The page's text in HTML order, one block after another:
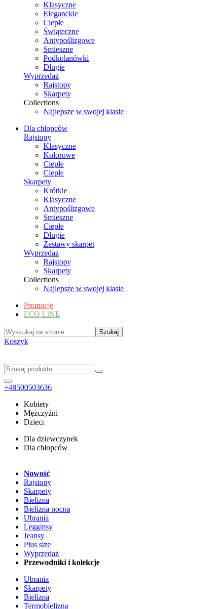
Klasyczne
Eleganckie
Ciepłe
Świąteczne
Antypoślizgowe
Smieszne
Podkolanówki
Długie
Wyprzedaż
Rajstopy
Skarpety
Collections
Najlepsze w swojej klasie
Dla chłopców
Rajstopy
Klasyczne
Kolorowe
Ciepłe
Ciepłe
Skarpety
Krótkie
Klasyczne
Antypoślizgowe
Smieszne
Ciepłe
Długie
Zestawy skarpet
Wyprzedaż
Rajstopy
Skarpety
Collections
Najlepsze w swojej klasie
Promocje
ECO LINE
Koszyk
+48500503636
Kobiety
Mężczyźni
Dzieci
Dla dziewczynek
Dla chłopców
Nowość
Rajstopy
Skarpety
Bielizna
Bielizna nocna
Ubrania
Legginsy
Jeansy
Plus size
Wyprzedaż
Przewodniki i kolekcje
Ubrania
Skarpety
Bielizna
Termobielizna